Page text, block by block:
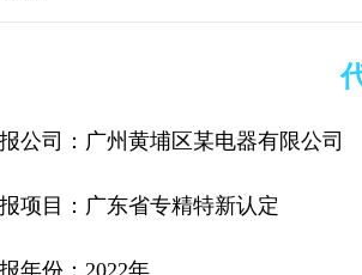
公司：广州黄埔区某电器有限公司
项目：广东省专精特新认定
年份：2022年